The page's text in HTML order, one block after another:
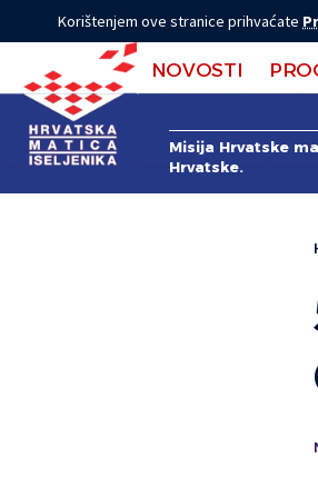
Korištenjem ove stranice prihvaćate
NOVOSTI
Misija Hrvatske
Hrvatske.